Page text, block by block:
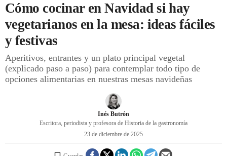
BARRAS Y ESTRELLAS
DÓNDE COMER
ÍDOLOS DE MESAS
CUADERNO DE VIAJE
MENÚ DEL DÍA
Cómo cocinar en Navidad si hay
vegetarianos en la mesa: ideas fáciles
y festivas
Aperitivos, entrantes y un plato principal vegetal
(explicado paso a paso) para contemplar todo tipo de
opciones alimentarias en nuestras mesas navideñas
Inés Butrón
Escritora, periodista y profesora de Historia de la gastronomía
23 de diciembre de 2025